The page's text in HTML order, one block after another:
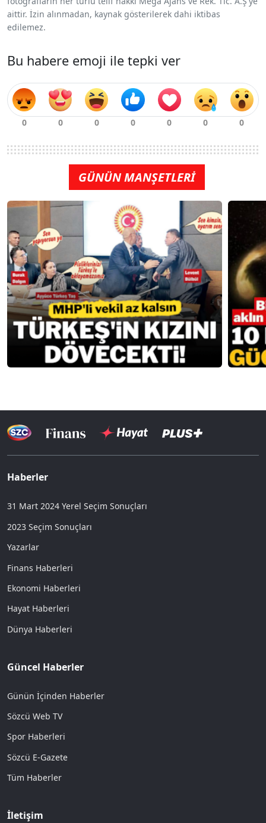
aittir. İzin alınmadan, kaynak gösterilerek dahi iktibas
edilemez.
Bu habere emoji ile tepki ver
GÜNÜN MANŞETLERİ
Haberler
31 Mart 2024 Yerel Seçim Sonuçları
2023 Seçim Sonuçları
Yazarlar
Finans Haberleri
Ekonomi Haberleri
Hayat Haberleri
Dünya Haberleri
Güncel Haberler
Günün İçinden Haberler
Sözcü Web TV
Spor Haberleri
Sözcü E-Gazete
Tüm Haberler
İletişim